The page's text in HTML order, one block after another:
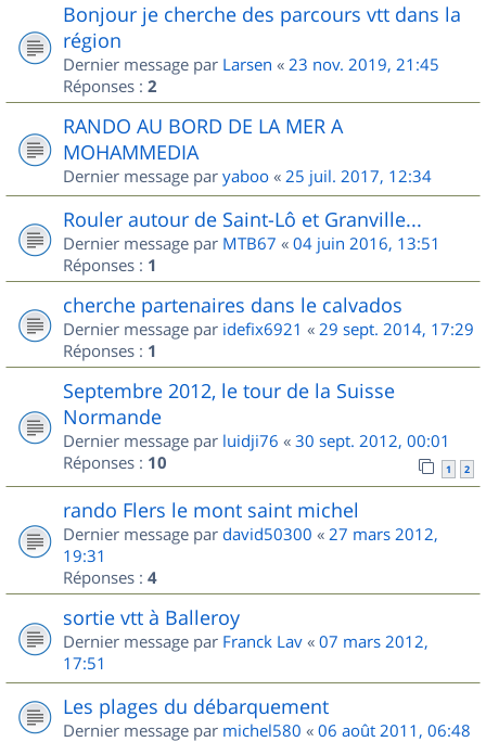
Bonjour je cherche des parcours vtt dans la
région
Dernier message par Larsen « 23 nov. 2019, 21:45
Réponses : 2
RANDO AU BORD DE LA MER A
MOHAMMEDIA
Dernier message par yaboo « 25 juil. 2017, 12:34
Rouler autour de Saint-Lô et Granville...
Dernier message par MTB67 « 04 juin 2016, 13:51
Réponses : 1
cherche partenaires dans le calvados
Dernier message par idefix6921 « 29 sept. 2014, 17:29
Réponses : 1
Septembre 2012, le tour de la Suisse
Normande
Dernier message par luidji76 « 30 sept. 2012, 00:01
Réponses : 10 1 2
rando Flers le mont saint michel
Dernier message par david50300 « 27 mars 2012,
19:31
Réponses : 4
sortie vtt à Balleroy
Dernier message par Franck Lav « 07 mars 2012,
17:51
Les plages du débarquement
Dernier message par michel580 « 06 août 2011, 06:48